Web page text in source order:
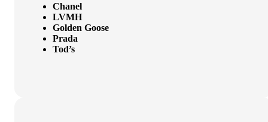
Chanel
LVMH
Golden Goose
Prada
Tod’s